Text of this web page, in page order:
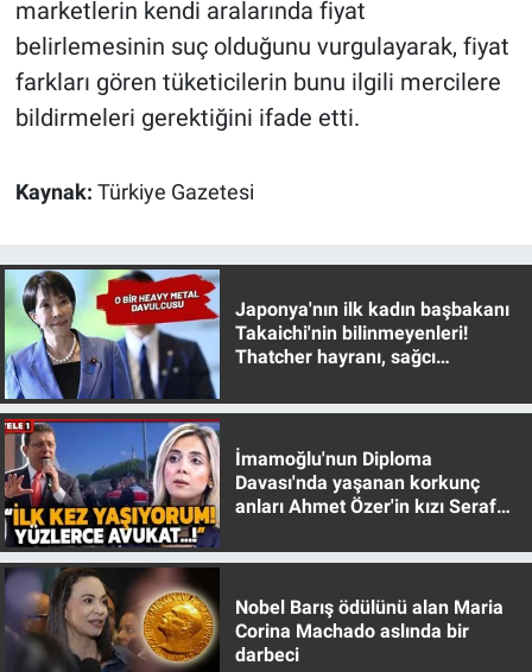
marketlerin kendi aralarında fiyat
belirlemesinin suç olduğunu vurgulayarak, fiyat
farkları gören tüketicilerin bunu ilgili mercilere
bildirmeleri gerektiğini ifade etti.
Kaynak: Türkiye Gazetesi
Japonya'nın ilk kadın başbakanı
Takaichi'nin bilinmeyenleri!
Thatcher hayranı, sağcı
İmamoğlu'nun Diploma
Davası'nda yaşanan korkunç
anları Ahmet Özer'in kızı Seraf
Nobel Barış ödülünü alan Maria
Corina Machado aslında bir
darbeci
Türkiye'nin Gündemi
Yerel Gündem